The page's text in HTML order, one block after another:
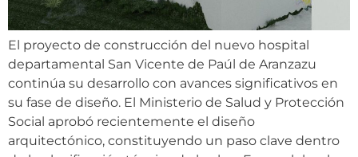
El proyecto de construcción del nuevo hospital
departamental San Vicente de Paúl de Aranzazu
continúa su desarrollo con avances significativos en
su fase de diseño. El Ministerio de Salud y Protección
Social aprobó recientemente el diseño
arquitectónico, constituyendo un paso clave dentro